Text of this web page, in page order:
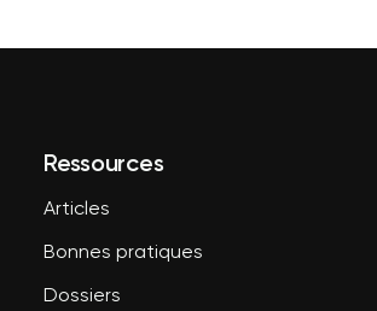
Ressources
Articles
Bonnes pratiques
Dossiers